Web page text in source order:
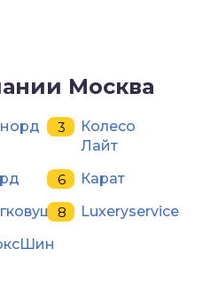
Москва
Колесо
Лайт
Карат
Luxeryservice